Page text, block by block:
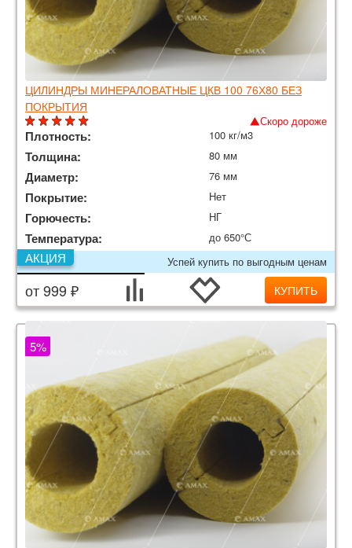
ЦИЛИНДРЫ МИНЕРАЛОВАТНЫЕ ЦКВ 100 76Х80 БЕЗ
ПОКРЫТИЯ
Скоро дороже
Плотность: 100 кг/м3
Толщина: 80 мм
Диаметр: 76 мм
Покрытие: Нет
Горючесть: НГ
Температура:
до 650°С
Успей купить по выгодным ценам
АКЦИЯ
от 999 ₽ КУПИТЬ
5%